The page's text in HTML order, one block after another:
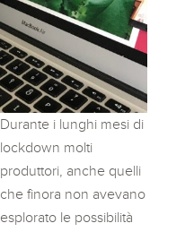
Durante i lunghi mesi di
lockdown molti
produttori, anche quelli
che finora non avevano
esplorato le possibilità